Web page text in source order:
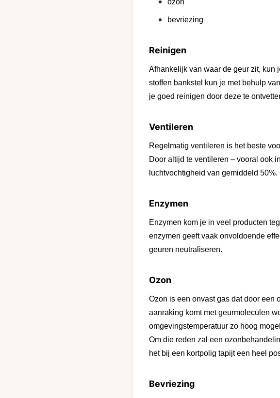
ozon
bevriezing
Reinigen
Afhankelijk van waar de geur zit, kun
stoffen bankstel kun je met behulp
je goed reinigen door deze te
Ventileren
Regelmatig ventileren is het beste
Door altijd te ventileren – vooral ook
luchtvochtigheid van gemiddeld
Enzymen
Enzymen kom je in veel producten
enzymen geeft vaak onvoldoende
geuren neutraliseren.
Ozon
Ozon is een onvast gas dat door een
aanraking komt met geurmoleculen
omgevingstemperatuur zo hoog
Om die reden zal een
het bij een kortpolig tapijt een heel
Bevriezing